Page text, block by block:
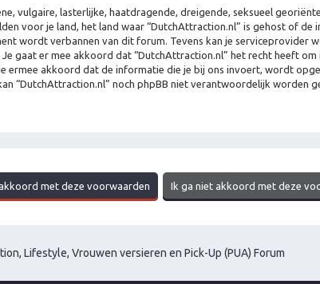
vulgaire, lasterlijke, haatdragende, dreigende, seksueel
voor je land, het land waar “DutchAttraction.nl” is gehost of
wordt verbannen van dit forum. Tevens kan je serviceprovider
gaat er mee akkoord dat “DutchAttraction.nl” het recht heeft
ermee akkoord dat de informatie die je bij ons invoert, wordt
“DutchAttraction.nl” noch phpBB niet verantwoordelijk worden
Lifestyle, Vrouwen versieren en Pick-Up (PUA) Forum